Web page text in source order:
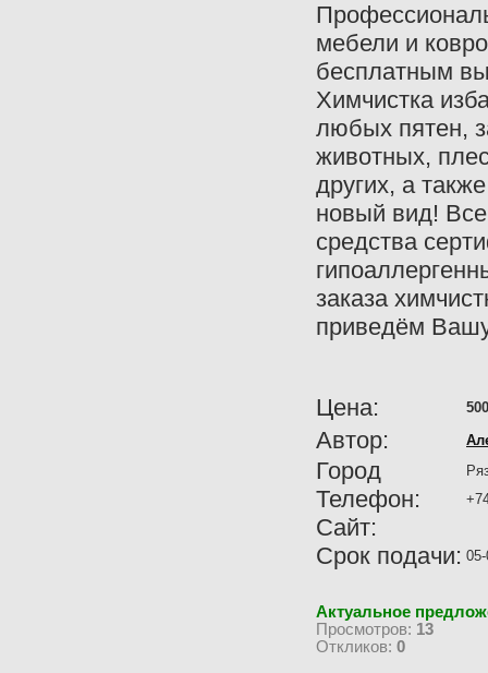
мебели и
бесплатным
Химчистка
любых пятен,
животных,
других, а
новый вид!
средства
заказа
приведём
Цена:
Автор:
Город
Телефон:
Сайт:
Срок подачи:
Актуальное
Просмотров: 13
Откликов: 0